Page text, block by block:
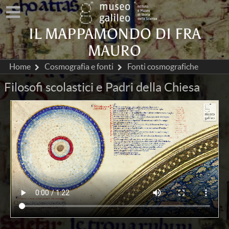
IL MAPPAMONDO DI FRA
MAURO
Home Cosmografia e fonti Fonti cosmografiche
Filosofi scolastici e Padri della Chiesa